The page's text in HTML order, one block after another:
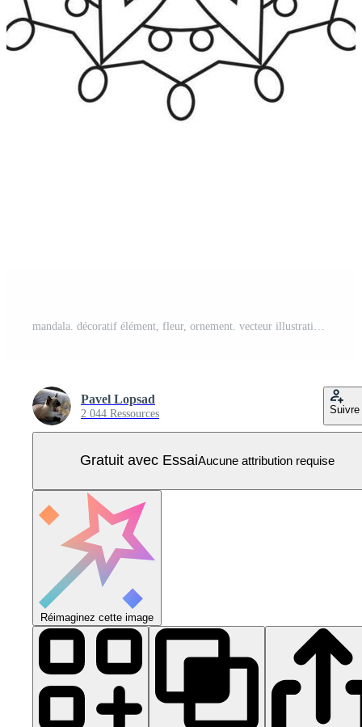
Pavel Lopsad
2 044 Ressources Suivre
Gratuit avec EssaiAucune attribution requise
Réimaginez cette image